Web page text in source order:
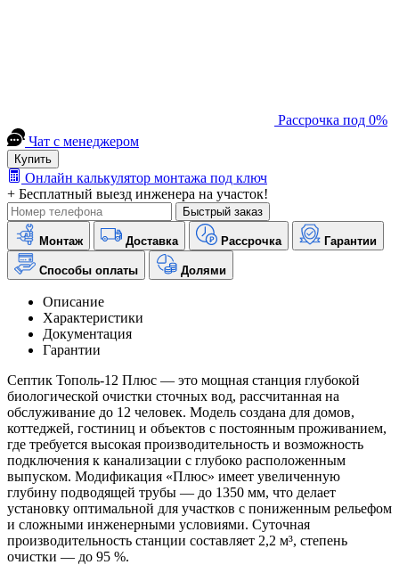
Рассрочка под 0%
Чат с менеджером
Купить
Онлайн калькулятор монтажа под ключ
+ Бесплатный выезд инженера на участок!
Быстрый заказ
Монтаж Доставка Рассрочка Гарантии
Способы оплаты Долями
Описание
Характеристики
Документация
Гарантии
Септик Тополь-12 Плюс — это мощная станция глубокой
биологической очистки сточных вод, рассчитанная на
обслуживание до 12 человек. Модель создана для домов,
коттеджей, гостиниц и объектов с постоянным проживанием,
где требуется высокая производительность и возможность
подключения к канализации с глубоко расположенным
выпуском. Модификация «Плюс» имеет увеличенную
глубину подводящей трубы — до 1350 мм, что делает
установку оптимальной для участков с пониженным рельефом
и сложными инженерными условиями. Суточная
производительность станции составляет 2,2 м³, степень
очистки — до 95 %.